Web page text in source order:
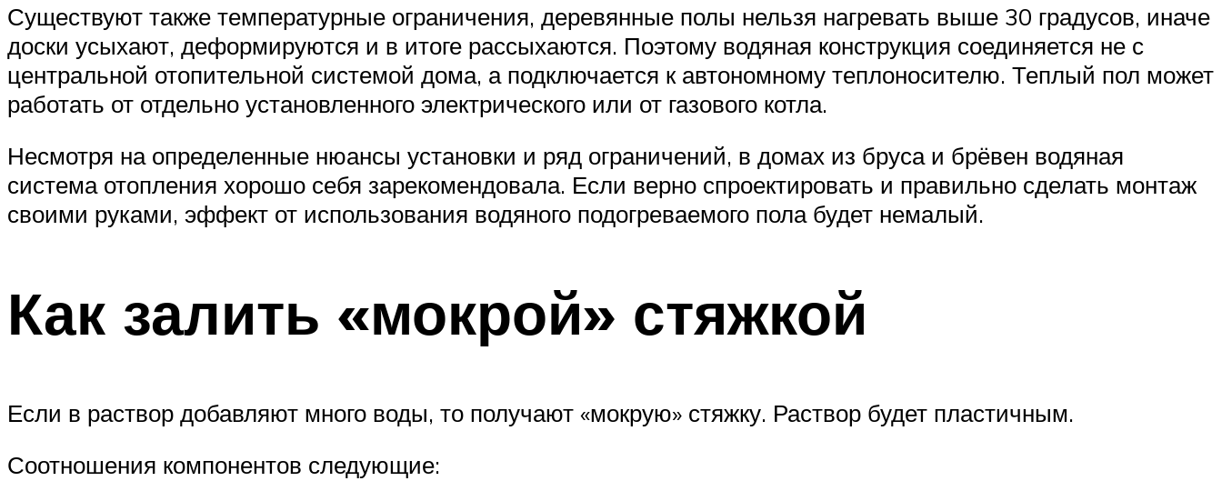
Существуют также температурные ограничения, деревянные полы нельзя нагревать выше 30 градусов, иначе
доски усыхают, деформируются и в итоге рассыхаются. Поэтому водяная конструкция соединяется не с
центральной отопительной системой дома, а подключается к автономному теплоносителю. Теплый пол может
работать от отдельно установленного электрического или от газового котла.
Несмотря на определенные нюансы установки и ряд ограничений, в домах из бруса и брёвен водяная
система отопления хорошо себя зарекомендовала. Если верно спроектировать и правильно сделать монтаж
своими руками, эффект от использования водяного подогреваемого пола будет немалый.
Как залить «мокрой» стяжкой
Если в раствор добавляют много воды, то получают «мокрую» стяжку. Раствор будет пластичным.
Соотношения компонентов следующие: